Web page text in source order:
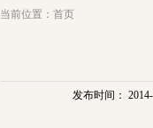
当前位置： 首页
发布时间：